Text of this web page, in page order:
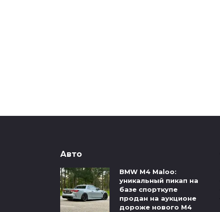
Авто
BMW M4 Maloo:
уникальный пикап на
базе спорткупе
продан на аукционе
дороже нового M4